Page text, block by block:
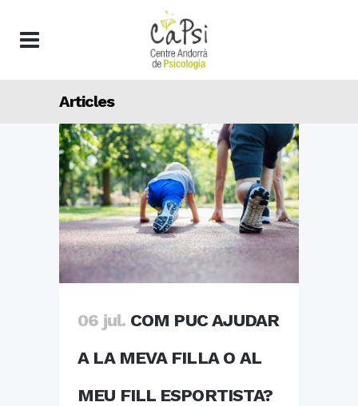
Articles
06 jul. COM PUC AJUDAR
A LA MEVA FILLA O AL
MEU FILL ESPORTISTA?